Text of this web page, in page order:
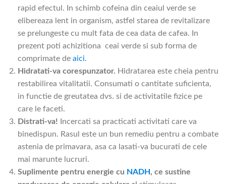
rapid efectul. In schimb cofeina din ceaiul verde se
elibereaza lent in organism, astfel starea de revitalizare
se prelungeste cu mult fata de cea data de cafea. In
prezent poti achizitiona ceai verde si sub forma de
comprimate de aici.
Hidratati-va corespunzator. Hidratarea este cheia pentru
restabilirea vitalitatii. Consumati o cantitate suficienta,
in functie de greutatea dvs. si de activitatile fizice pe
care le faceti.
Distrati-va!
Incercati sa practicati activitati care va
binedispun. Rasul este un bun remediu pentru a combate
astenia de primavara, asa ca lasati-va bucurati de cele
mai marunte lucruri.
Suplimente pentru energie cu NADH, ce sustine